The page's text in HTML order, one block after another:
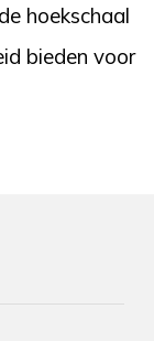
hoekschaal
bieden voor